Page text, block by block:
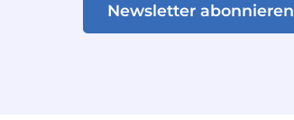
Newsletter abonnieren